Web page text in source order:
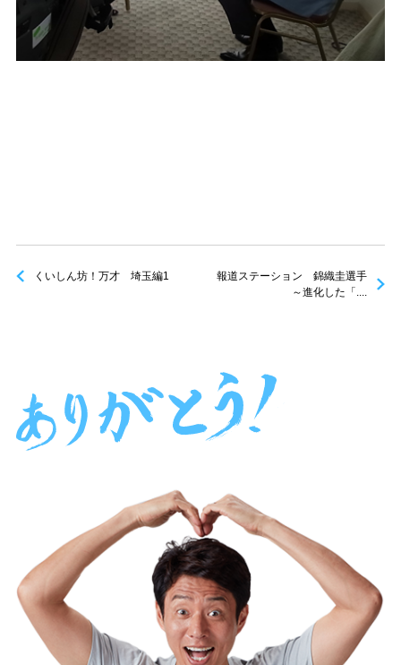
くいしん坊！万才 埼玉編1
報道ステーション 錦織圭選手
～進化した「....